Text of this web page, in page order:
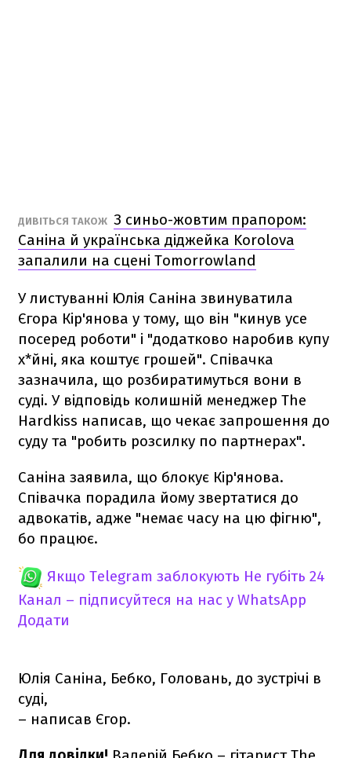
ДИВІТЬСЯ ТАКОЖ З синьо-жовтим прапором:
Саніна й українська діджейка Korolova
запалили на сцені Tomorrowland
У листуванні Юлія Саніна звинуватила
Єгора Кір'янова у тому, що він "кинув усе
посеред роботи" і "додатково наробив купу
х*йні, яка коштує грошей". Співачка
зазначила, що розбиратимуться вони в
суді. У відповідь колишній менеджер The
Hardkiss написав, що чекає запрошення до
суду та "робить розсилку по партнерах".
Саніна заявила, що блокує Кір'янова.
Співачка порадила йому звертатися до
адвокатів, адже "немає часу на цю фігню",
бо працює.
Якщо Telegram заблокують Не губіть 24
Канал – підписуйтеся на нас у WhatsApp
Додати
Юлія Саніна, Бебко, Головань, до зустрічі в
суді,
– написав Єгор.